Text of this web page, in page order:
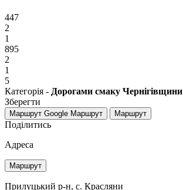
447
2
1
895
2
1
5
Категорія - Дорогами смаку Чернігівщини
Зберегти
Маршрут Google Маршрут Маршрут
Поділитись
Адреса
Маршрут
Прилуцький р-н, с. Красляни